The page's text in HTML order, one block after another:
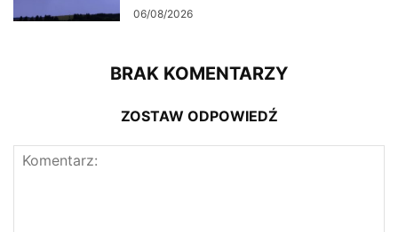
06/08/2026
BRAK KOMENTARZY
ZOSTAW ODPOWIEDŹ